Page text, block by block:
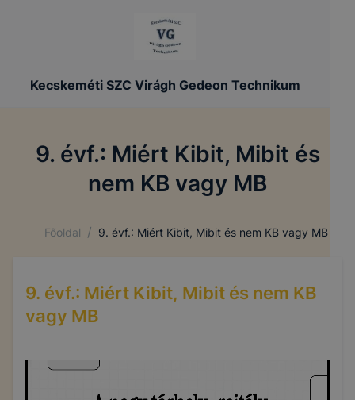
Kecskeméti SZC Virágh Gedeon Technikum
9. évf.: Miért Kibit, Mibit és
nem KB vagy MB
Főoldal / 9. évf.: Miért Kibit, Mibit és nem KB vagy MB
9. évf.: Miért Kibit, Mibit és nem KB
vagy MB